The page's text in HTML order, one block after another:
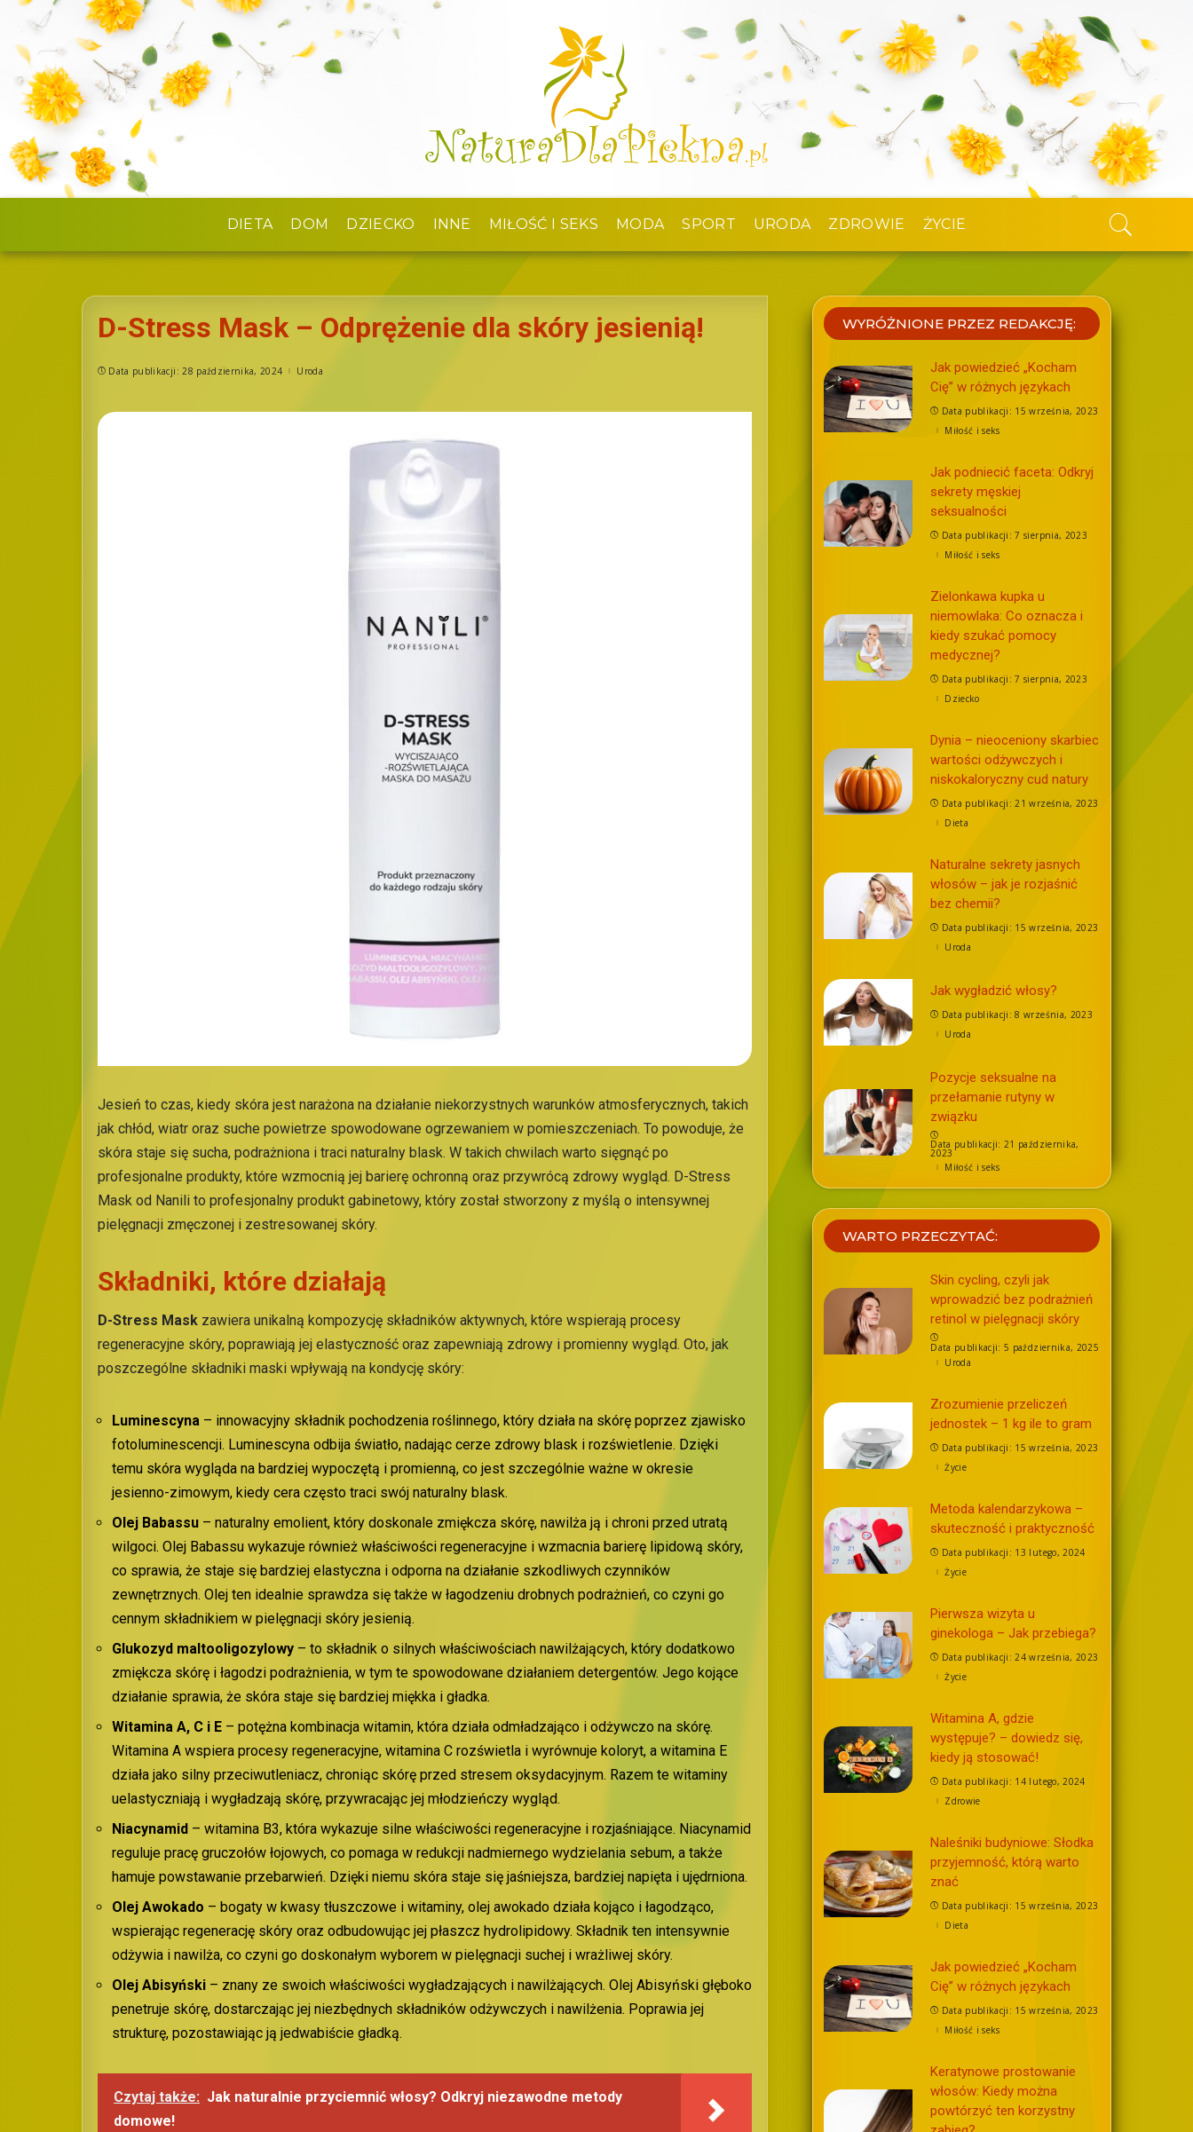
DIETA DOM DZIECKO INNE MIŁOŚĆ I SEKS MODA SPORT URODA ZDROWIE ŻYCIE
D-Stress Mask – Odprężenie dla skóry jesienią!
Data publikacji: 28 października, 2024 Uroda
Jesień to czas, kiedy skóra jest narażona na działanie niekorzystnych warunków atmosferycznych, takich
jak chłód, wiatr oraz suche powietrze spowodowane ogrzewaniem w pomieszczeniach. To powoduje, że
skóra staje się sucha, podrażniona i traci naturalny blask. W takich chwilach warto sięgnąć po
profesjonalne produkty, które wzmocnią jej barierę ochronną oraz przywrócą zdrowy wygląd. D-Stress
Mask od Nanili to profesjonalny produkt gabinetowy, który został stworzony z myślą o intensywnej
pielęgnacji zmęczonej i zestresowanej skóry.
Składniki, które działają
D-Stress Mask zawiera unikalną kompozycję składników aktywnych, które wspierają procesy
regeneracyjne skóry, poprawiają jej elastyczność oraz zapewniają zdrowy i promienny wygląd. Oto, jak
poszczególne składniki maski wpływają na kondycję skóry:
Luminescyna – innowacyjny składnik pochodzenia roślinnego, który działa na skórę poprzez zjawisko
fotoluminescencji. Luminescyna odbija światło, nadając cerze zdrowy blask i rozświetlenie. Dzięki
temu skóra wygląda na bardziej wypoczętą i promienną, co jest szczególnie ważne w okresie
jesienno-zimowym, kiedy cera często traci swój naturalny blask.
Olej Babassu – naturalny emolient, który doskonale zmiękcza skórę, nawilża ją i chroni przed utratą
wilgoci. Olej Babassu wykazuje również właściwości regeneracyjne i wzmacnia barierę lipidową skóry,
co sprawia, że staje się bardziej elastyczna i odporna na działanie szkodliwych czynników
zewnętrznych. Olej ten idealnie sprawdza się także w łagodzeniu drobnych podrażnień, co czyni go
cennym składnikiem w pielęgnacji skóry jesienią.
Glukozyd maltooligozylowy – to składnik o silnych właściwościach nawilżających, który dodatkowo
zmiękcza skórę i łagodzi podrażnienia, w tym te spowodowane działaniem detergentów. Jego kojące
działanie sprawia, że skóra staje się bardziej miękka i gładka.
Witamina A, C i E – potężna kombinacja witamin, która działa odmładzająco i odżywczo na skórę.
Witamina A wspiera procesy regeneracyjne, witamina C rozświetla i wyrównuje koloryt, a witamina E
działa jako silny przeciwutleniacz, chroniąc skórę przed stresem oksydacyjnym. Razem te witaminy
uelastyczniają i wygładzają skórę, przywracając jej młodzieńczy wygląd.
Niacynamid – witamina B3, która wykazuje silne właściwości regeneracyjne i rozjaśniające. Niacynamid
reguluje pracę gruczołów łojowych, co pomaga w redukcji nadmiernego wydzielania sebum, a także
hamuje powstawanie przebarwień. Dzięki niemu skóra staje się jaśniejsza, bardziej napięta i ujędrniona.
Olej Awokado – bogaty w kwasy tłuszczowe i witaminy, olej awokado działa kojąco i łagodząco,
wspierając regenerację skóry oraz odbudowując jej płaszcz hydrolipidowy. Składnik ten intensywnie
odżywia i nawilża, co czyni go doskonałym wyborem w pielęgnacji suchej i wrażliwej skóry.
Olej Abisyński – znany ze swoich właściwości wygładzających i nawilżających. Olej Abisyński głęboko
penetruje skórę, dostarczając jej niezbędnych składników odżywczych i nawilżenia. Poprawia jej
strukturę, pozostawiając ją jedwabiście gładką.
Czytaj także: Jak naturalnie przyciemnić włosy? Odkryj niezawodne metody
domowe!
WYRÓŻNIONE PRZEZ REDAKCJĘ:
Jak powiedzieć „Kocham
Cię” w różnych językach
Data publikacji: 15 września, 2023
Miłość i seks
Jak podniecić faceta: Odkryj
sekrety męskiej
seksualności
Data publikacji: 7 sierpnia, 2023
Miłość i seks
Zielonkawa kupka u
niemowlaka: Co oznacza i
kiedy szukać pomocy
medycznej?
Data publikacji: 7 sierpnia, 2023
Dziecko
Dynia – nieoceniony skarbiec
wartości odżywczych i
niskokaloryczny cud natury
Data publikacji: 21 września, 2023
Dieta
Naturalne sekrety jasnych
włosów – jak je rozjaśnić
bez chemii?
Data publikacji: 15 września, 2023
Uroda
Jak wygładzić włosy?
Data publikacji: 8 września, 2023
Uroda
Pozycje seksualne na
przełamanie rutyny w
związku
Data publikacji: 21 października,
2023
Miłość i seks
WARTO PRZECZYTAĆ:
Skin cycling, czyli jak
wprowadzić bez podrażnień
retinol w pielęgnacji skóry
Data publikacji: 5 października, 2025
Uroda
Zrozumienie przeliczeń
jednostek – 1 kg ile to gram
Data publikacji: 15 września, 2023
Życie
Metoda kalendarzykowa –
skuteczność i praktyczność
Data publikacji: 13 lutego, 2024
Życie
Pierwsza wizyta u
ginekologa – Jak przebiega?
Data publikacji: 24 września, 2023
Życie
Witamina A, gdzie
występuje? – dowiedz się,
kiedy ją stosować!
Data publikacji: 14 lutego, 2024
Zdrowie
Naleśniki budyniowe: Słodka
przyjemność, którą warto
znać
Data publikacji: 15 września, 2023
Dieta
Jak powiedzieć „Kocham
Cię” w różnych językach
Data publikacji: 15 września, 2023
Miłość i seks
Keratynowe prostowanie
włosów: Kiedy można
powtórzyć ten korzystny